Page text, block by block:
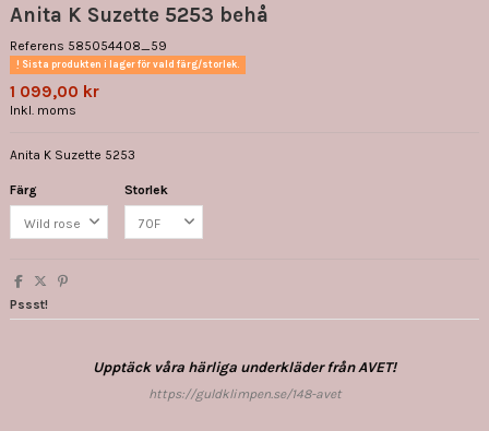
Anita K Suzette 5253 behå
Referens 585054408_59
Sista produkten i lager för vald färg/storlek.
1 099,00 kr
Inkl. moms
Anita K Suzette 5253
Färg Storlek
Pssst!
Upptäck våra härliga underkläder från AVET!
https://guldklimpen.se/148-avet